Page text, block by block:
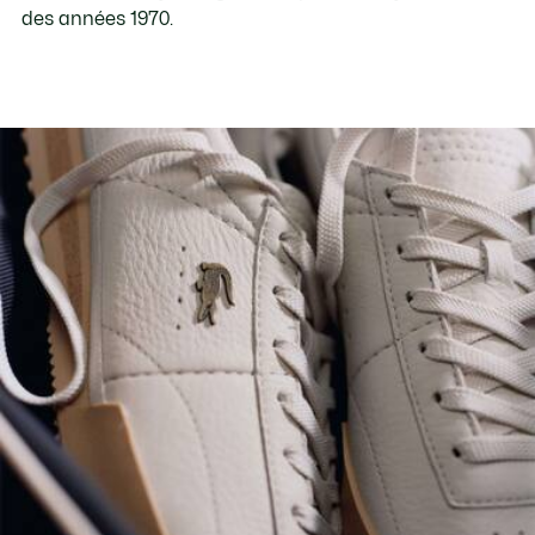
des années 1970.